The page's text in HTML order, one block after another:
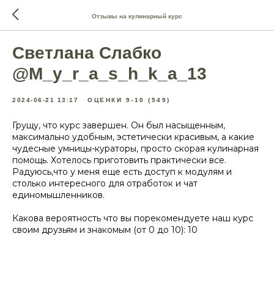
Отзывы на кулинарный курс
Светлана Слабко
@M_y_r_a_s_h_k_a_13
2024-06-21 13:17 ОЦЕНКИ 9-10 (549)
Грущу, что курс завершен. Он был насыщенным,
максимально удобным, эстетически красивым, а какие
чудесные умницы-кураторы, просто скорая кулинарная
помощь. Хотелось приготовить практически все.
Радуюсь,что у меня еще есть доступ к модулям и
столько интересного для отработок и чат
единомышленников.
Какова вероятность что вы порекомендуете наш курс
своим друзьям и знакомым (от 0 до 10): 10